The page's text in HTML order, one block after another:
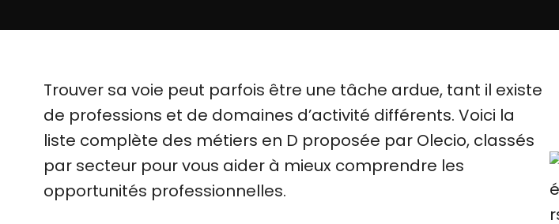
Trouver sa voie peut parfois être une tâche ardue, tant il existe
de professions et de domaines d’activité différents. Voici la
liste complète des métiers en D proposée par Olecio, classés
par secteur pour vous aider à mieux comprendre les
opportunités professionnelles.